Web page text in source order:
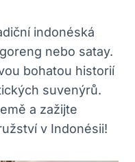
indonéská
nebo satay.
bohatou historií
suvenýrů.
a zažijte
v Indonésii!